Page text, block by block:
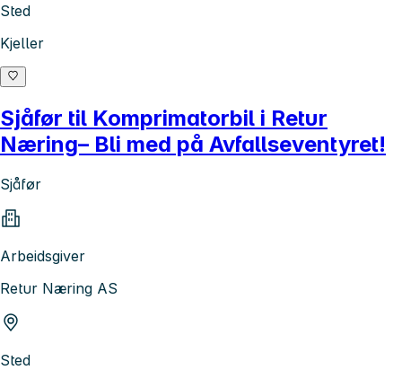
Sted
Kjeller
Sjåfør til Komprimatorbil i Retur
Næring– Bli med på Avfallseventyret!
Sjåfør
Arbeidsgiver
Retur Næring AS
Sted